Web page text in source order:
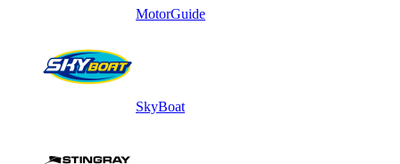
MotorGuide
SkyBoat